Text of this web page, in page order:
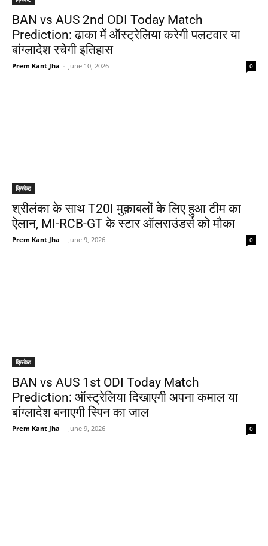
BAN vs AUS 2nd ODI Today Match
Prediction: ढाका में ऑस्ट्रेलिया करेगी पलटवार या
बांग्लादेश रचेगी इतिहास
Prem Kant Jha - June 10, 2026 0
क्रिकेट
श्रीलंका के साथ T20I मुक़ाबलों के लिए हुआ टीम का
ऐलान, MI-RCB-GT के स्टार ऑलराउंडर्स को मौका
Prem Kant Jha - June 9, 2026 0
क्रिकेट
BAN vs AUS 1st ODI Today Match
Prediction: ऑस्ट्रेलिया दिखाएगी अपना कमाल या
बांग्लादेश बनाएगी स्पिन का जाल
Prem Kant Jha - June 9, 2026 0